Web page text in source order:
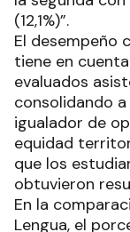
(12,1%)”.
El desempeño
tiene en
evaluados
consolidando
igualador de
equidad
que los
obtuvieron
En la
Lengua, el